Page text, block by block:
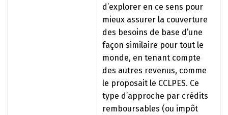
d’explorer en ce sens pour
mieux assurer la couverture
des besoins de base d’une
façon similaire pour tout le
monde, en tenant compte
des autres revenus, comme
le proposait le CCLPES. Ce
type d’approche par crédits
remboursables (ou impôt